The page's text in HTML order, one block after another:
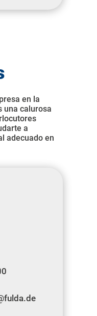
en la
una calurosa
a
adecuado en